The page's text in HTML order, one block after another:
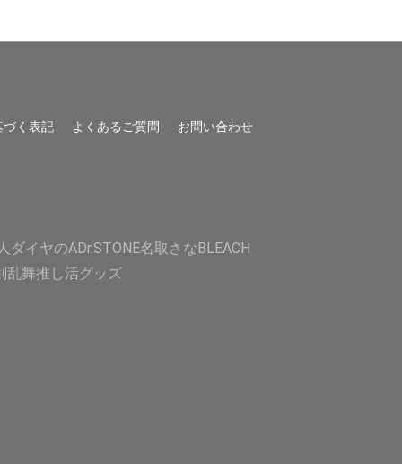
づく表記 よくあるご質問 お問い合わせ
ダイヤのADr.STONE名取さな BLEACH
乱舞推し活グッズ